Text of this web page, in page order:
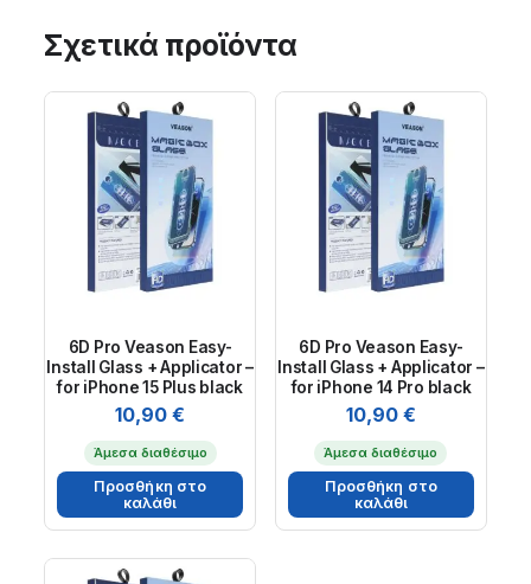
Σχετικά προϊόντα
6D Pro Veason Easy-
Install Glass + Applicator –
for iPhone 15 Plus black
10,90€
Άμεσα διαθέσιμο
Προσθήκη στο
καλάθι
6D Pro Veason Easy-
Install Glass + Applicator –
for iPhone 14 Pro black
10,90 €
Άμεσα διαθέσιμο
Προσθήκη στο
καλάθι